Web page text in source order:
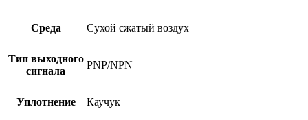
Среда Сухой сжатый воздух
Тип выходного
сигнала
PNP/NPN
Уплотнение Каучук